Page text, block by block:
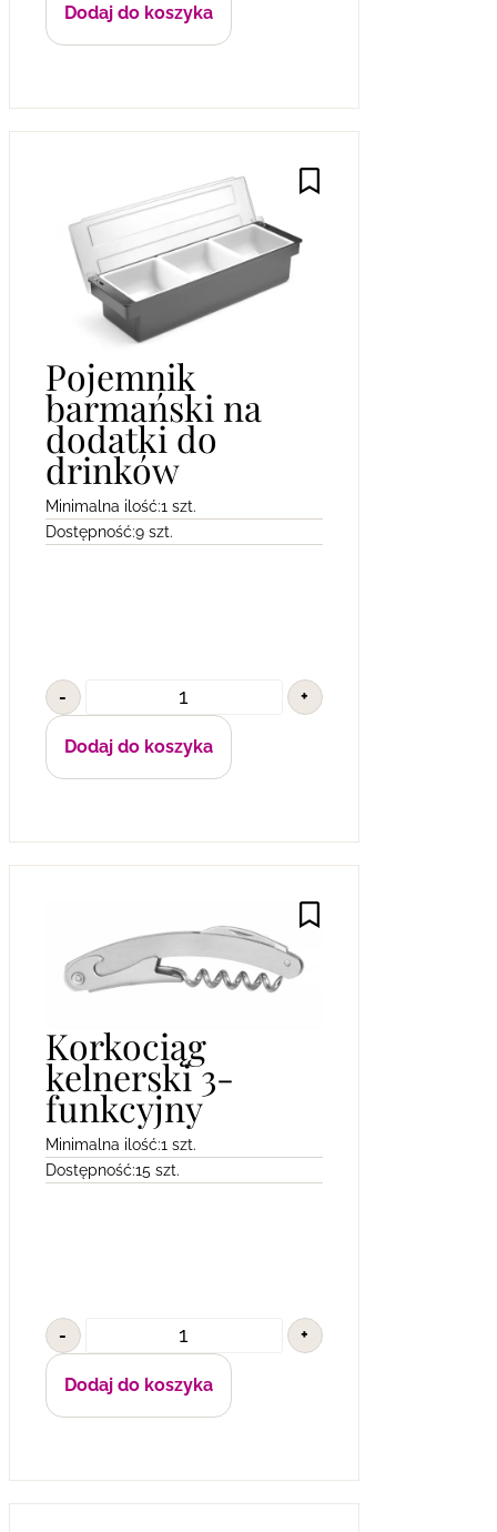
Dodaj do koszyka
Pojemnik
barmański na
dodatki do
drinków
Minimalna ilość:1 szt.
Dostępność:9 szt.
- +
Dodaj do koszyka
Korkociąg
kelnerski 3-
funkcyjny
Minimalna ilość:1 szt.
Dostępność:15 szt.
- +
Dodaj do koszyka